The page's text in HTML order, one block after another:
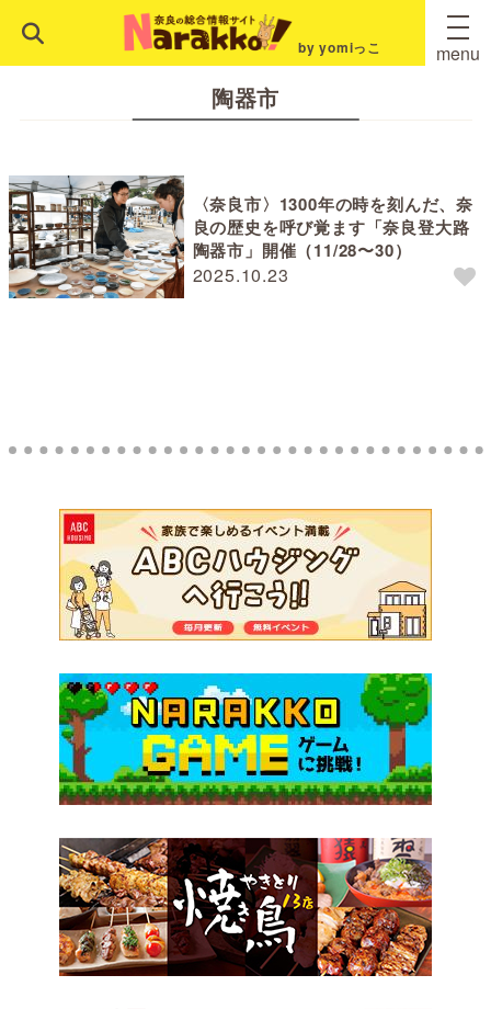
by yomiっこ menu
陶器市
2025.10.23
〈奈良市〉1300年の時を刻んだ、奈
良の歴史を呼び覚ます「奈良登大路
陶器市」開催（11/28〜30）